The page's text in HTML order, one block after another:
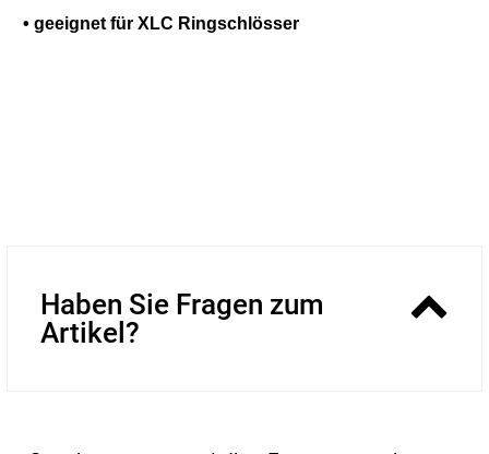
• geeignet für XLC Ringschlösser
Haben Sie Fragen zum
Artikel?